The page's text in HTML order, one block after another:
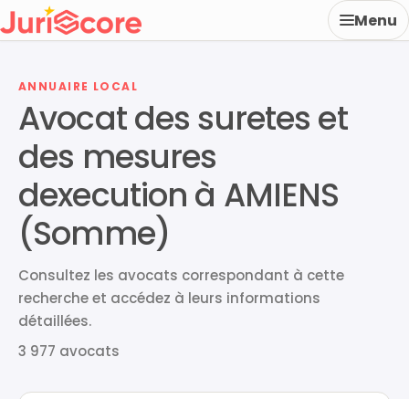
Menu
ANNUAIRE LOCAL
Avocat des suretes et
des mesures
dexecution à AMIENS
(Somme)
Consultez les avocats correspondant à cette
recherche et accédez à leurs informations
détaillées.
3 977 avocats